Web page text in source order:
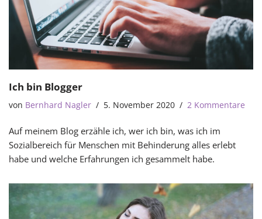
Ich bin Blogger
von Bernhard Nagler 5. November 2020 2 Kommentare
Auf meinem Blog erzähle ich, wer ich bin, was ich im
Sozialbereich für Menschen mit Behinderung alles erlebt
habe und welche Erfahrungen ich gesammelt habe.